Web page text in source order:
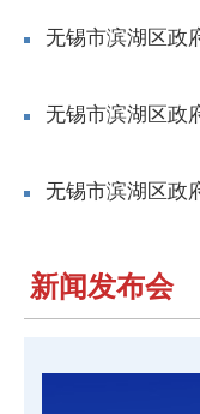
无锡市滨湖区政
无锡市滨湖区政
无锡市滨湖区政
新闻发布会